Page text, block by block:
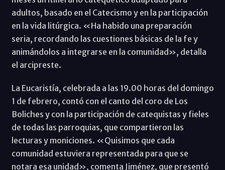
adultos, basado en el Catecismo y en la participación
en la vida litúrgica. «Ha habido una preparación
seria, recordando las cuestiones básicas de la fe y
animándolos a integrarse en la comunidad», detalla
el arcipreste.
La Eucaristía, celebrada a las 19.00 horas del domingo
1 de febrero, contó con el canto del coro de Los
Boliches y con la participación de catequistas y fieles
de todas las parroquias, que compartieron las
lecturas y moniciones. «Quisimos que cada
comunidad estuviera representada para que se
notara esa unidad», comenta Jiménez, que presentó